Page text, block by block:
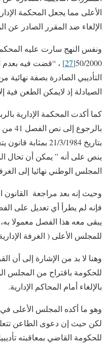
الأعلى مما يجعل المحكمة
الإلغاء ضد المقرر الصادر عن
ونفس النهج سارت عليه
50/2000
[27]
، “قضت فيه بعدم
التأديبي الصادرة بصفة
الصيادلة إذ لايمكن الطعن فية
كما أكدت المحكمة الإدارية
بتاريخ 21/3/1984
ينص على أنه ” يمكن أن تحال
المجلس الوطني نهائيا إلى
يبقى معه هذا الفصل معمولا
للمجلس الأعلى ( الغرفة
وهنا لا بد من الإشارة إلى أن
للحكومة باقتراح من المجلس
بالإلغاء أمام المحاكم الإدارية.
لكن حيث إن دعوى الطاعن
للحكومة القاضي بمعاقبته